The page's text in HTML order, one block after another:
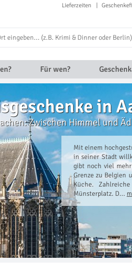
Lieferzeiten
Für wen?
in
Zwischen Himmel und
Mit einem
in seiner Stadt
gibt noch viel
Grenze zu Belgien
Küche.
Münsterplatz. D...